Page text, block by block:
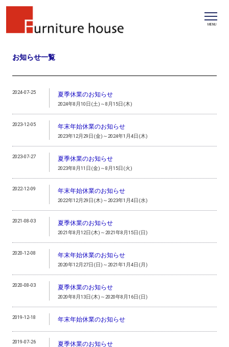
MENU
お知らせ一覧
2024-07-25 夏季休業のお知らせ
2024年8月10日(土)～8月15日(木)
2023-12-05 年末年始休業のお知らせ
2023年12月29日(金)～2024年1月4日(木)
2023-07-27 夏季休業のお知らせ
2023年8月11日(金)～8月15日(火)
2022-12-09 年末年始休業のお知らせ
2022年12月29日(木)～2023年1月4日(水)
2021-08-03 夏季休業のお知らせ
2021年8月12日(木)～2021年8月15日(日)
2020-12-08 年末年始休業のお知らせ
2020年12月27日(日)～2021年1月4日(月)
2020-08-03 夏季休業のお知らせ
2020年8月13日(木)～2020年8月16日(日)
2019-12-18 年末年始休業のお知らせ
2019-07-26 夏季休業のお知らせ